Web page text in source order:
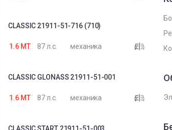
CLASSIC 21911-51-716 (710)
1.6 MT 87 л.с. механика
CLASSIC GLONASS 21911-51-001
1.6 MT 87 л.с. механика